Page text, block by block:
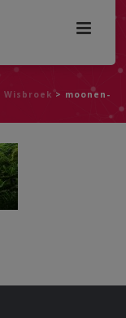
Wisbroek > moonen-